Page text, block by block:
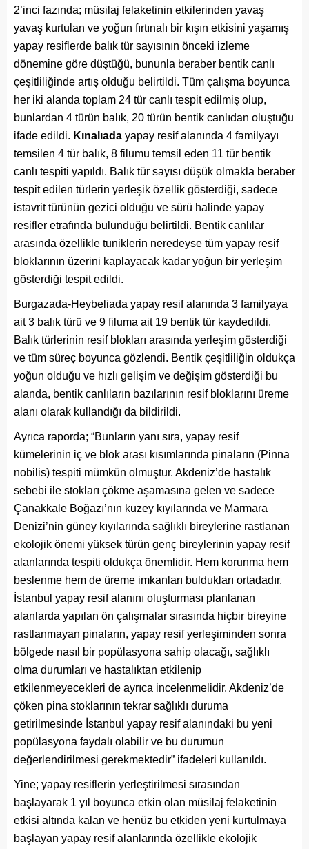
2’inci fazında; müsilaj felaketinin etkilerinden yavaş
yavaş kurtulan ve yoğun fırtınalı bir kışın etkisini yaşamış
yapay resiflerde balık tür sayısının önceki izleme
dönemine göre düştüğü, bununla beraber bentik canlı
çeşitliliğinde artış olduğu belirtildi. Tüm çalışma boyunca
her iki alanda toplam 24 tür canlı tespit edilmiş olup,
bunlardan 4 türün balık, 20 türün bentik canlıdan oluştuğu
ifade edildi. Kınalıada yapay resif alanında 4 familyayı
temsilen 4 tür balık, 8 filumu temsil eden 11 tür bentik
canlı tespiti yapıldı. Balık tür sayısı düşük olmakla beraber
tespit edilen türlerin yerleşik özellik gösterdiği, sadece
istavrit türünün gezici olduğu ve sürü halinde yapay
resifler etrafında bulunduğu belirtildi. Bentik canlılar
arasında özellikle tuniklerin neredeyse tüm yapay resif
bloklarının üzerini kaplayacak kadar yoğun bir yerleşim
gösterdiği tespit edildi.
Burgazada-Heybeliada yapay resif alanında 3 familyaya
ait 3 balık türü ve 9 filuma ait 19 bentik tür kaydedildi.
Balık türlerinin resif blokları arasında yerleşim gösterdiği
ve tüm süreç boyunca gözlendi. Bentik çeşitliliğin oldukça
yoğun olduğu ve hızlı gelişim ve değişim gösterdiği bu
alanda, bentik canlıların bazılarının resif bloklarını üreme
alanı olarak kullandığı da bildirildi.
Ayrıca raporda; “Bunların yanı sıra, yapay resif
kümelerinin iç ve blok arası kısımlarında pinaların (Pinna
nobilis) tespiti mümkün olmuştur. Akdeniz’de hastalık
sebebi ile stokları çökme aşamasına gelen ve sadece
Çanakkale Boğazı’nın kuzey kıyılarında ve Marmara
Denizi’nin güney kıyılarında sağlıklı bireylerine rastlanan
ekolojik önemi yüksek türün genç bireylerinin yapay resif
alanlarında tespiti oldukça önemlidir. Hem korunma hem
beslenme hem de üreme imkanları buldukları ortadadır.
İstanbul yapay resif alanını oluşturması planlanan
alanlarda yapılan ön çalışmalar sırasında hiçbir bireyine
rastlanmayan pinaların, yapay resif yerleşiminden sonra
bölgede nasıl bir popülasyona sahip olacağı, sağlıklı
olma durumları ve hastalıktan etkilenip
etkilenmeyecekleri de ayrıca incelenmelidir. Akdeniz’de
çöken pina stoklarının tekrar sağlıklı duruma
getirilmesinde İstanbul yapay resif alanındaki bu yeni
popülasyona faydalı olabilir ve bu durumun
değerlendirilmesi gerekmektedir” ifadeleri kullanıldı.
Yine; yapay resiflerin yerleştirilmesi sırasından
başlayarak 1 yıl boyunca etkin olan müsilaj felaketinin
etkisi altında kalan ve henüz bu etkiden yeni kurtulmaya
başlayan yapay resif alanlarında özellikle ekolojik